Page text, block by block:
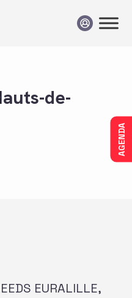
AGENDA
de-
EURALILLE,